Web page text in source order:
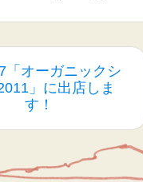
「オーガニックシ
」に出店しま
す！